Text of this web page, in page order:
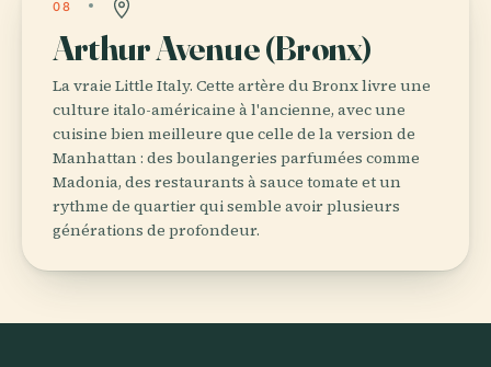
08
Arthur Avenue (Bronx)
La vraie Little Italy. Cette artère du Bronx livre une
culture italo-américaine à l'ancienne, avec une
cuisine bien meilleure que celle de la version de
Manhattan : des boulangeries parfumées comme
Madonia, des restaurants à sauce tomate et un
rythme de quartier qui semble avoir plusieurs
générations de profondeur.